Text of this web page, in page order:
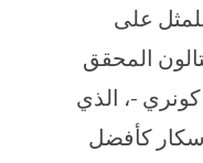
على
المحقق
-، الذي
كأفضل